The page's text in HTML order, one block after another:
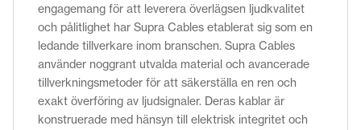
engagemang för att leverera överlägsen ljudkvalitet
och pålitlighet har Supra Cables etablerat sig som en
ledande tillverkare inom branschen. Supra Cables
använder noggrant utvalda material och avancerade
tillverkningsmetoder för att säkerställa en ren och
exakt överföring av ljudsignaler. Deras kablar är
konstruerade med hänsyn till elektrisk integritet och